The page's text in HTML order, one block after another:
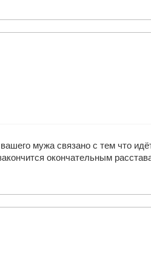
мужа связано с тем что
окончательным